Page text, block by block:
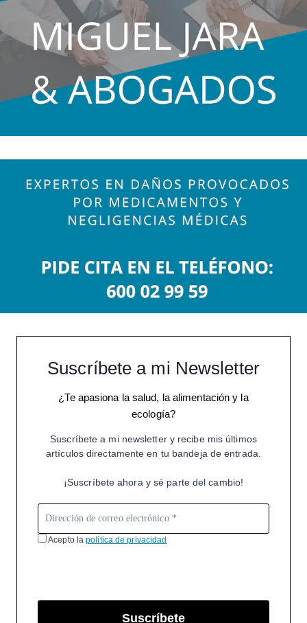
Suscríbete a mi Newsletter
¿Te apasiona la salud, la alimentación y la
ecología?
Suscríbete a mi newsletter y recibe mis últimos
artículos directamente en tu bandeja de entrada.
¡Suscríbete ahora y sé parte del cambio!
Acepto lapolítica de privacidad
Suscríbete